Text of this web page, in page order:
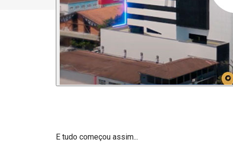
E tudo começou assim...